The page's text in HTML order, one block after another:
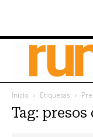
Inicio Etiquetas
Tag: